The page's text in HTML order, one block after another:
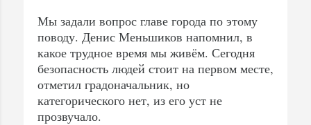
Мы задали вопрос главе города по этому
поводу. Денис Меньшиков напомнил, в
какое трудное время мы живём. Сегодня
безопасность людей стоит на первом месте,
отметил градоначальник, но
категорического нет, из его уст не
прозвучало.